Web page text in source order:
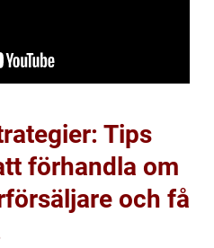
Tips
förhandla om
och få